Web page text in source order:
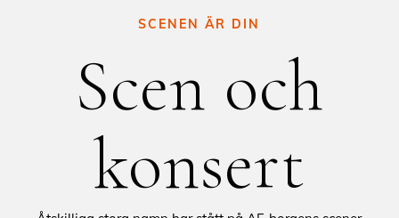
SCENEN ÄR DIN
Scen och
konsert